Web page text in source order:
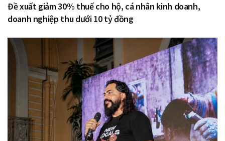
Đề xuất giảm 30% thuế cho hộ, cá nhân kinh doanh,
doanh nghiệp thu dưới 10 tỷ đồng